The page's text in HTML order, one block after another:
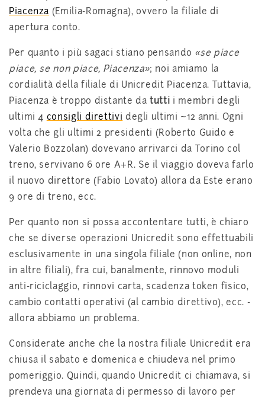
Piacenza (Emilia-Romagna), ovvero la filiale di
apertura conto.
Per quanto i più sagaci stiano pensando «se piace
piace, se non piace, Piacenza»; noi amiamo la
cordialità della filiale di Unicredit Piacenza. Tuttavia,
Piacenza è troppo distante datutti i membri degli
ultimi 4 consigli direttivi degli ultimi ~12 anni. Ogni
volta che gli ultimi 2 presidenti (Roberto Guido e
Valerio Bozzolan) dovevano arrivarci da Torino col
treno, servivano 6 ore A+R. Se il viaggio doveva farlo
il nuovo direttore (Fabio Lovato) allora da Este erano
9 ore di treno, ecc.
Per quanto non si possa accontentare tutti, è chiaro
che se diverse operazioni Unicredit sono effettuabili
esclusivamente in una singola filiale (non online, non
in altre filiali), fra cui, banalmente, rinnovo moduli
anti-riciclaggio, rinnovi carta, scadenza token fisico,
cambio contatti operativi (al cambio direttivo), ecc. -
allora abbiamo un problema.
Considerate anche che la nostra filiale Unicredit era
chiusa il sabato e domenica e chiudeva nel primo
pomeriggio. Quindi, quando Unicredit ci chiamava, si
prendeva una giornata di permesso di lavoro per